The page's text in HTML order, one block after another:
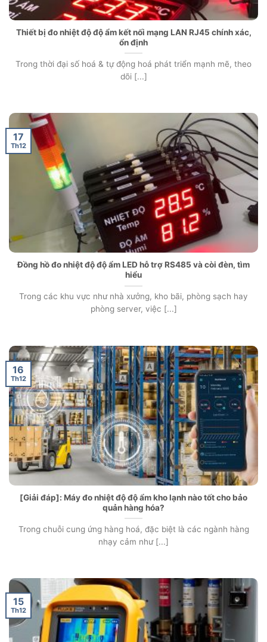
Thiết bị đo nhiệt độ độ ẩm kết nối mạng LAN RJ45 chính xác,
ổn định
Trong thời đại số hoá & tự động hoá phát triển mạnh mẽ, theo
dõi [...]
Đồng hồ đo nhiệt độ độ ẩm LED hỗ trợ RS485 và còi đèn, tìm
hiểu
Trong các khu vực như nhà xưởng, kho bãi, phòng sạch hay
phòng server, việc [...]
17
Th12
[Giải đáp]: Máy đo nhiệt độ độ ẩm kho lạnh nào tốt cho bảo
quản hàng hóa?
Trong chuỗi cung ứng hàng hoá, đặc biệt là các ngành hàng
nhạy cảm như [...]
16
Th12
15
Th12